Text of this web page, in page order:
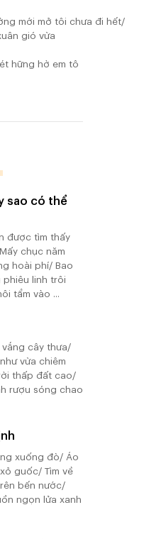
mới mở tôi chưa đi hết/
gió vừa
hững hờ em tô
sao có thể
được tìm thấy
chục năm
hoài phí/ Bao
phiêu linh trôi
tẩm vào ...
cây thưa/
vừa chiêm
thấp đất cao/
rượu sóng chao
xuống đò/ Áo
guốc/ Tìm về
bến nước/
ngọn lửa xanh